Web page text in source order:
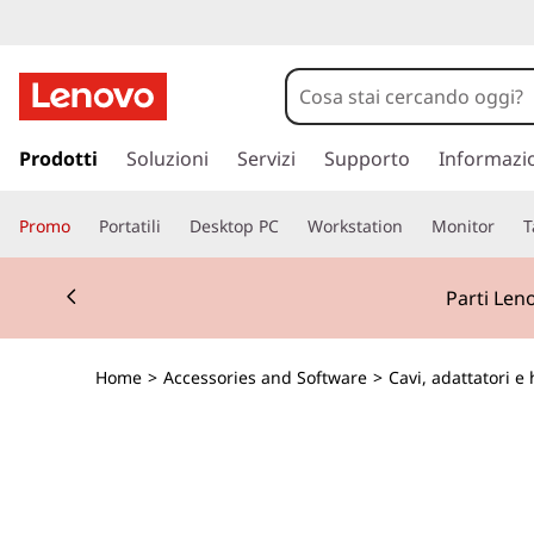
a
a
a
n
Prodotti Soluzioni Servizi Supporto
Promo Portatili Desktop PC Workstation Monitor
Parti
Home > Accessories and Software > Cavi, adattatori e